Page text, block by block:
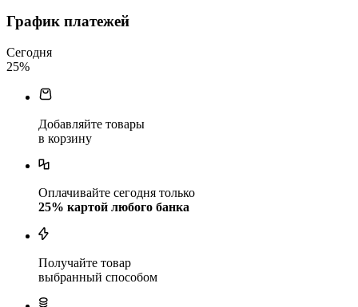
График платежей
Сегодня
25%
Добавляйте товары
в корзину
Оплачивайте сегодня только
25% картой любого банка
Получайте товар
выбранный способом